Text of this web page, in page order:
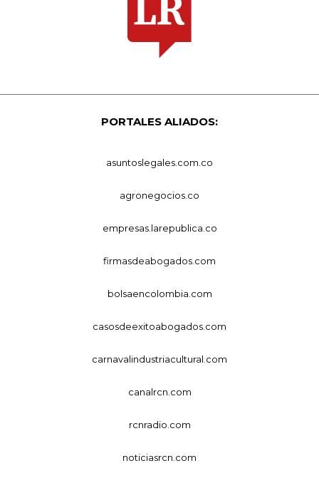
PORTALES ALIADOS:
asuntoslegales.com.co
agronegocios.co
empresas.larepublica.co
firmasdeabogados.com
bolsaencolombia.com
casosdeexitoabogados.com
carnavalindustriacultural.com
canalrcn.com
rcnradio.com
noticiasrcn.com